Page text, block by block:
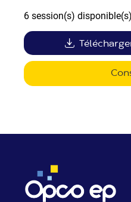
6 session(s) disponible(s)